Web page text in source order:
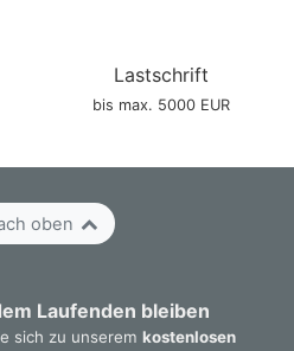
Lastschrift
bis max. 5000 EUR
oben
Laufenden bleiben
sich zu unserem kostenlosen